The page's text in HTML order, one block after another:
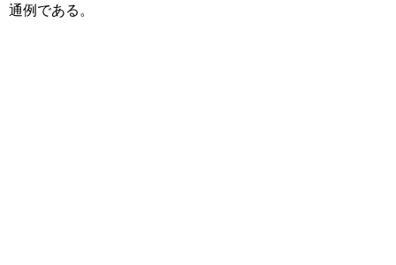
通例である。